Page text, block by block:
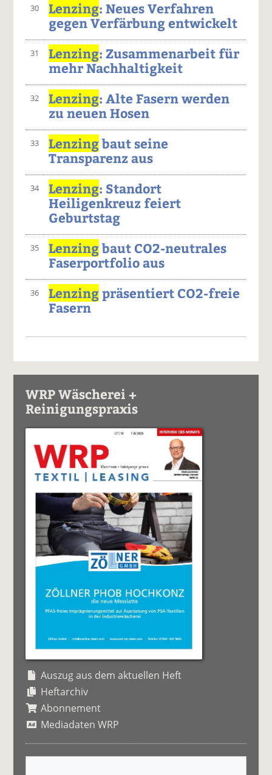
30 Lenzing: Neues Verfahren
gegen Verfärbung entwickelt
31 Lenzing: Zusammenarbeit für
mehr Nachhaltigkeit
32 Lenzing: Alte Fasern werden
zu neuen Hosen
33 Lenzingbaut seine
Transparenz aus
34 Lenzing: Standort
Heiligenkreuz feiert
Geburtstag
35 Lenzingbaut CO2-neutrales
Faserportfolio aus
36 Lenzingpräsentiert CO2-freie
Fasern
WRP Wäscherei +
Reinigungspraxis
Auszug aus dem aktuellen Heft
Heftarchiv
Abonnement
Mediadaten WRP